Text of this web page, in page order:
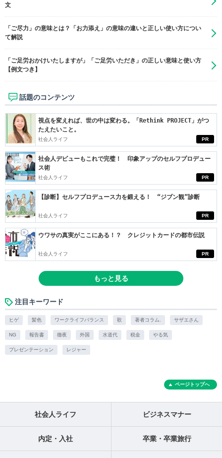
文
「ご尽力」の意味とは？「お力添え」の意味の違いと正しい使い方につい
て解説
「ご足労おかけいたしますが」「ご足労いただき」の正しい意味と使い方
【例文つき】
話題のコンテンツ
PR
視点を変えれば、世の中は変わる。「Rethink PROJECT」がつ
たえたいこと。
社会人ライフ
PR
社会人デビューもこれで完璧！ 印象アップのセルフプロデュー
ス術
社会人ライフ
PR
【診断】セルフプロデュース力を鍛える！ “ジブン観”診断
社会人ライフ
PR
ウワサの真実がここにある！？ クレジットカードの都市伝説
社会人ライフ
もっと見る
注目キーワード
ヒゲ 髪色 ワークライフバランス 歌 著者コラム. サザエさん
NG 報告書 徹夜 外国 水道代 税金 やる気
プレゼンテーション レジャー
ページトップへ
社会人ライフ ビジネスマナー
内定・入社 卒業・卒業旅行